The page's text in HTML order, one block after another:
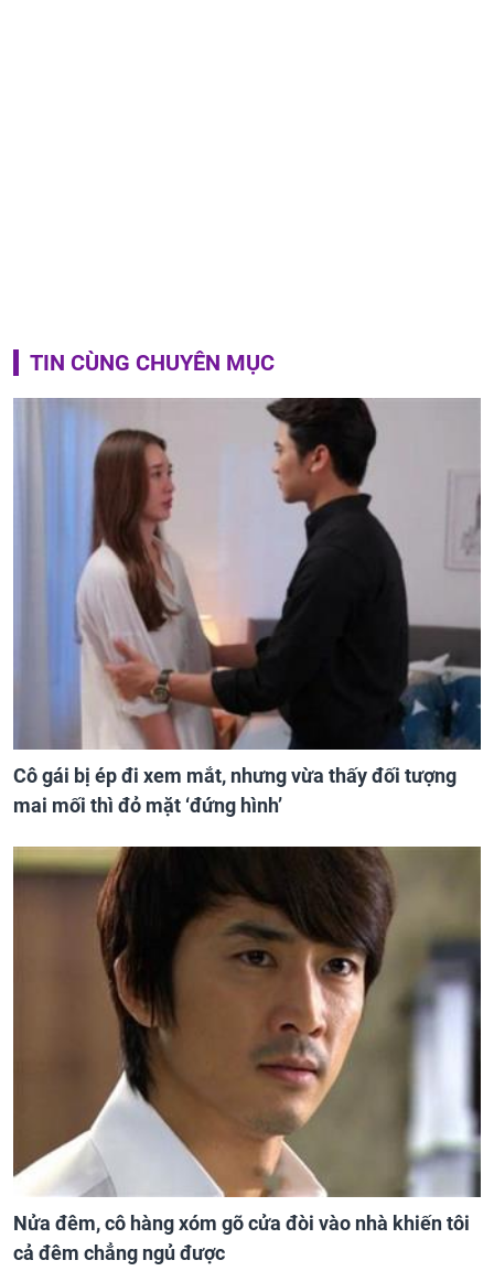
TIN CÙNG CHUYÊN MỤC
Cô gái bị ép đi xem mắt, nhưng vừa thấy đối tượng
mai mối thì đỏ mặt ‘đứng hình’
Nửa đêm, cô hàng xóm gõ cửa đòi vào nhà khiến tôi
cả đêm chẳng ngủ được